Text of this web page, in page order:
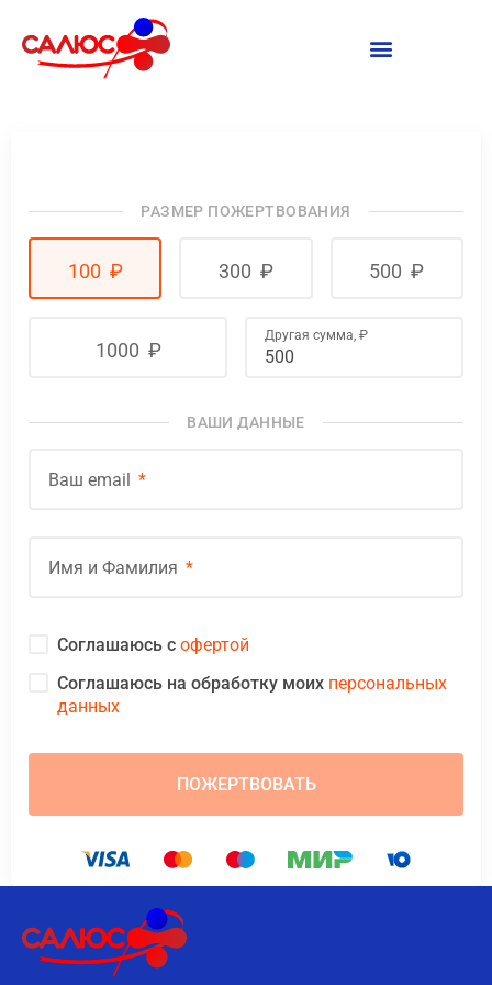
РАЗМЕР ПОЖЕРТВОВАНИЯ
100 ₽ 300 ₽ 500 ₽
1000 ₽
Другая сумма, ₽
ВАШИ ДАННЫЕ
Ваш email
Имя и Фамилия
Соглашаюсь с офертой
Соглашаюсь на обработку моих персональных
данных